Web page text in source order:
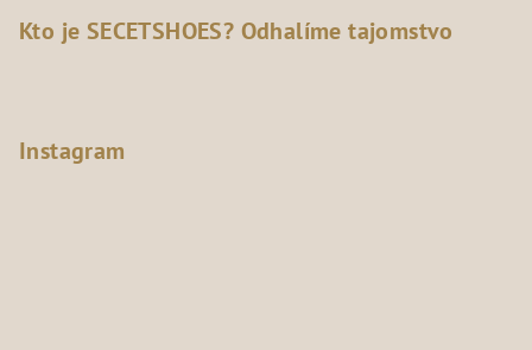
Kto je SECETSHOES? Odhalíme tajomstvo
Instagram